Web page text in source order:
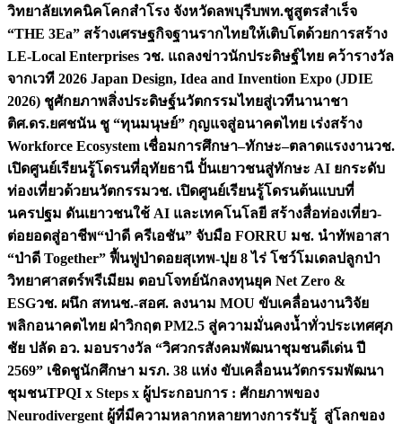
วิทยาลัยเทคนิคโคกสำโรง จังหวัดลพบุรีบพท.ชูสูตรสำเร็จ
“THE 3Ea” สร้างเศรษฐกิจฐานรากไทยให้เติบโตด้วยการสร้าง
LE-Local Enterprises วช. แถลงข่าวนักประดิษฐ์ไทย คว้ารางวัล
จากเวที 2026 Japan Design, Idea and Invention Expo (JDIE
2026) ชูศักยภาพสิ่งประดิษฐ์นวัตกรรมไทยสู่เวทีนานาชา
ติศ.ดร.ยศชนัน ชู “ทุนมนุษย์” กุญแจสู่อนาคตไทย เร่งสร้าง
Workforce Ecosystem เชื่อมการศึกษา–ทักษะ–ตลาดแรงงานวช.
เปิดศูนย์เรียนรู้โดรนที่อุทัยธานี ปั้นเยาวชนสู่ทักษะ AI ยกระดับ
ท่องเที่ยวด้วยนวัตกรรมวช. เปิดศูนย์เรียนรู้โดรนต้นแบบที่
นครปฐม ดันเยาวชนใช้ AI และเทคโนโลยี สร้างสื่อท่องเที่ยว-
ต่อยอดสู่อาชีพ“ป่าดี ครีเอชัน” จับมือ FORRU มช. นำทัพอาสา
“ป่าดี Together” ฟื้นฟูป่าดอยสุเทพ-ปุย 8 ไร่ โชว์โมเดลปลูกป่า
วิทยาศาสตร์พรีเมียม ตอบโจทย์นักลงทุนยุค Net Zero &
ESGวช. ผนึก สทนช.-สอศ. ลงนาม MOU ขับเคลื่อนงานวิจัย
พลิกอนาคตไทย ฝ่าวิกฤต PM2.5 สู่ความมั่นคงน้ำทั่วประเทศศุภ
ชัย ปลัด อว. มอบรางวัล “วิศวกรสังคมพัฒนาชุมชนดีเด่น ปี
2569” เชิดชูนักศึกษา มรภ. 38 แห่ง ขับเคลื่อนนวัตกรรมพัฒนา
ชุมชนTPQI x Steps x ผู้ประกอบการ : ศักยภาพของ
Neurodivergent ผู้ที่มีความหลากหลายทางการรับรู้ สู่โลกของ